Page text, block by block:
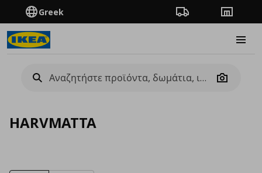
Greek Πορεία παραγγελίας
Camera
HARVMATTA